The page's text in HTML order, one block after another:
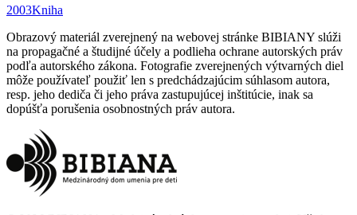
2003Kniha
Obrazový materiál zverejnený na webovej stránke BIBIANY slúži
na propagačné a študijné účely a podlieha ochrane autorských práv
podľa autorského zákona. Fotografie zverejnených výtvarných diel
môže používateľ použiť len s predchádzajúcim súhlasom autora,
resp. jeho dediča či jeho práva zastupujúcej inštitúcie, inak sa
dopúšťa porušenia osobnostných práv autora.